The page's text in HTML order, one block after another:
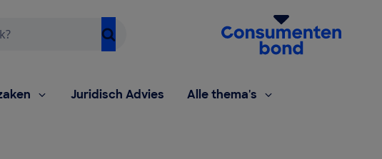
Homepage van de
Juridisch Advies Alle thema's